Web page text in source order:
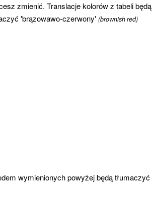
zmienić. Translacje kolorów z tabeli będą
'brązowawo-czerwony' (brownish red)
wymienionych powyżej będą tłumaczyć